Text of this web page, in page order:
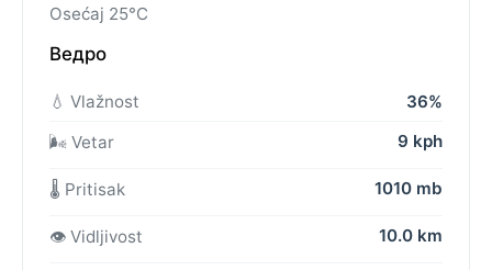
Osećaj 25°C
Ведро
💧 Vlažnost
36%
🌬️ Vetar
9 kph
🌡️ Pritisak 1010 mb
👁️ Vidljivost 10.0 km